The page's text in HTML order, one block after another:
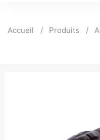
Accueil Produits